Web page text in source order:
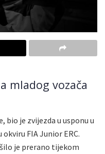
mladog vozača
je zvijezda u usponu u
FIA Junior ERC.
je prerano tijekom